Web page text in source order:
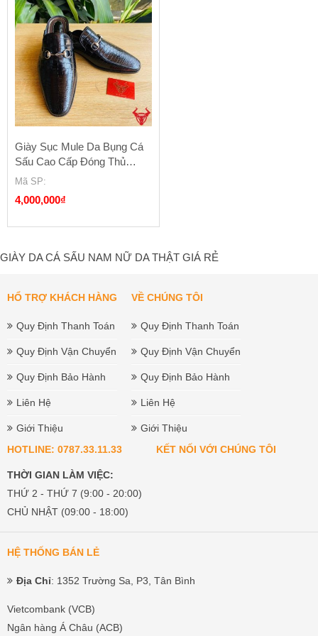
Giày Sục Mule Da Bụng Cá
Sấu Cao Cấp Đóng Thủ
Công GDA8 Có Phụ Kiện
Mã SP:
4,000,000₫
GIÀY DA CÁ SẤU NAM NỮ DA THẬT GIÁ RẺ
HỔ TRỢ KHÁCH HÀNG
Quy Định Thanh Toán
Quy Định Vận Chuyển
Quy Định Bảo Hành
Liên Hệ
Giới Thiệu
VỀ CHÚNG TÔI
Quy Định Thanh Toán
Quy Định Vận Chuyển
Quy Định Bảo Hành
Liên Hệ
Giới Thiệu
HOTLINE: 0787.33.11.33
THỜI GIAN LÀM VIỆC:
THỨ 2 - THỨ 7 (9:00 - 20:00)
CHỦ NHẬT (09:00 - 18:00)
KẾT NỐI VỚI CHÚNG TÔI
HỆ THỐNG BÁN LẺ
Địa Chỉ: 1352 Trường Sa, P3, Tân Bình
Vietcombank (VCB)
Ngân hàng Á Châu (ACB)